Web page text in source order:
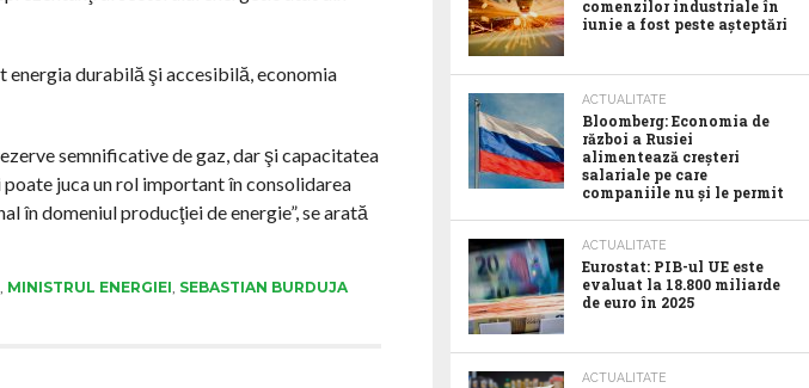
durabilă şi accesibilă, economia
semnificative de gaz, dar şi capacitatea
juca un rol important în consolidarea
domeniul producţiei de energie”, se arată
MINISTRUL ENERGIEI SEBASTIAN BURDUJA
comenzilor industriale în
iunie a fost peste așteptări
ACTUALITATE
Bloomberg: Economia de
război a Rusiei
alimentează creșteri
salariale pe care
companiile nu și le permit
ACTUALITATE
Eurostat: PIB-ul UE este
evaluat la 18.800 miliarde
de euro în 2025
ACTUALITATE